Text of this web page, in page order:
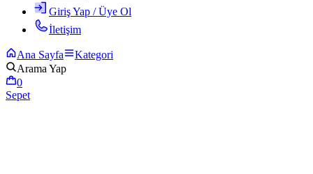
Giriş Yap / Üye Ol
İletişim
Ana Sayfa
Kategori
Arama Yap
0
Sepet